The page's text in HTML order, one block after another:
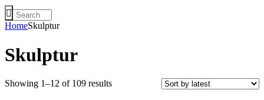
HomeSkulptur
Skulptur
Showing 1–12 of 109 results